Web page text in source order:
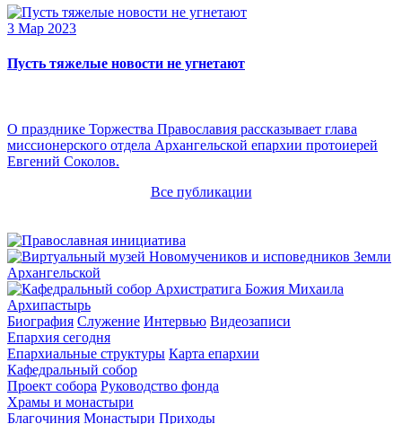
3 Мар 2023
Пусть тяжелые новости не угнетают
О празднике Торжества Православия рассказывает глава
миссионерского отдела Архангельской епархии протоиерей
Евгений Соколов.
Все публикации
Архипастырь
Биография Служение Интервью Видеозаписи
Епархия сегодня
Епархиальные структуры Карта епархии
Кафедральный собор
Проект собора Руководство фонда
Храмы и монастыри
Благочиния Монастыри Приходы